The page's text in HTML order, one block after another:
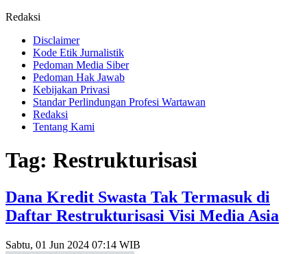
Redaksi
Disclaimer
Kode Etik Jurnalistik
Pedoman Media Siber
Pedoman Hak Jawab
Kebijakan Privasi
Standar Perlindungan Profesi Wartawan
Redaksi
Tentang Kami
Tag: Restrukturisasi
Dana Kredit Swasta Tak Termasuk di
Daftar Restrukturisasi Visi Media Asia
Sabtu, 01 Jun 2024 07:14 WIB